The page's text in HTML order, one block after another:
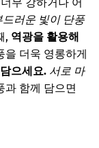
드러운 빛이 단풍
, 역광을 활용해
더욱 영롱하게
으세요. 서로 마
과 함께 담으면